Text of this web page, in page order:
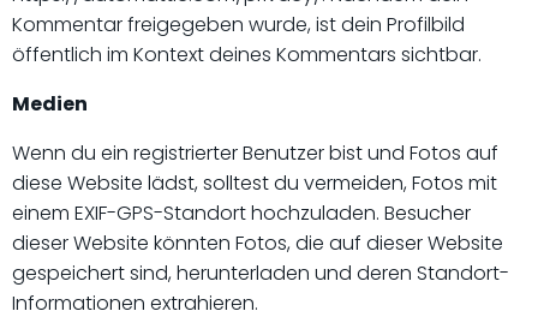
Kommentar freigegeben wurde, ist dein Profilbild
öffentlich im Kontext deines Kommentars sichtbar.
Medien
Wenn du ein registrierter Benutzer bist und Fotos auf
diese Website lädst, solltest du vermeiden, Fotos mit
einem EXIF-GPS-Standort hochzuladen. Besucher
dieser Website könnten Fotos, die auf dieser Website
gespeichert sind, herunterladen und deren Standort-
Informationen extrahieren.